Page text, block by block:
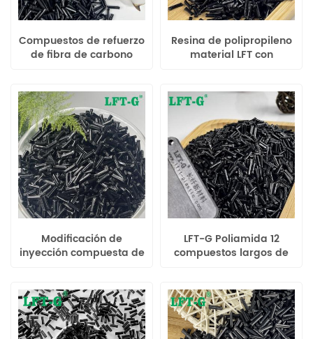
Compuestos de refuerzo
de fibra de carbono
poliamida 6 LFT
Resina de polipropileno
material LFT con
Modificación de
inyección compuesta de
Xiamen LFT-G
LFT-G Poliamida 12
compuestos largos de
piezas de automóviles